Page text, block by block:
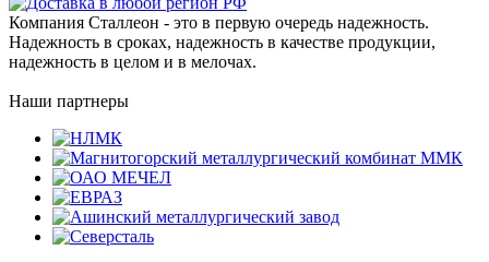
Компания Сталлеон - это в первую очередь надежность.
Надежность в сроках, надежность в качестве продукции,
надежность в целом и в мелочах.
Наши партнеры